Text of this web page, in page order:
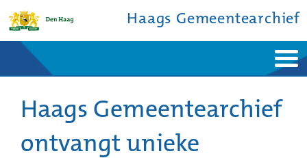
Haags Gemeentearchief
Ontdek de stad
De studiezaal
Bronnen en collecties
Over ons
Haags Gemeentearchief
ontvangt unieke